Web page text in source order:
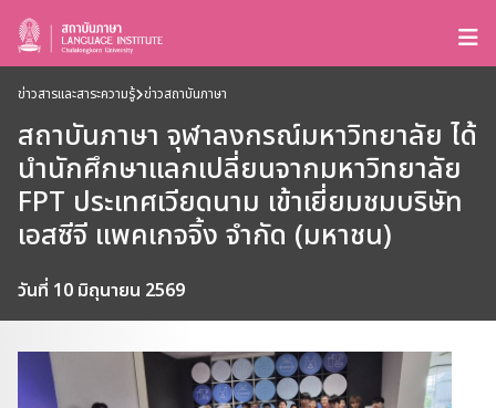
ข่าวสารและสาระความรู้ ข่าวสถาบันภาษา
สถาบันภาษา จุฬาลงกรณ์มหาวิทยาลัย ได้
นำนักศึกษาแลกเปลี่ยนจากมหาวิทยาลัย
FPT ประเทศเวียดนาม เข้าเยี่ยมชมบริษัท
เอสซีจี แพคเกจจิ้ง จำกัด (มหาชน)
วันที่ 10 มิถุนายน 2569